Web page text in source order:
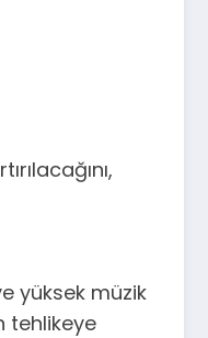
yüksek müzik
tehlikeye